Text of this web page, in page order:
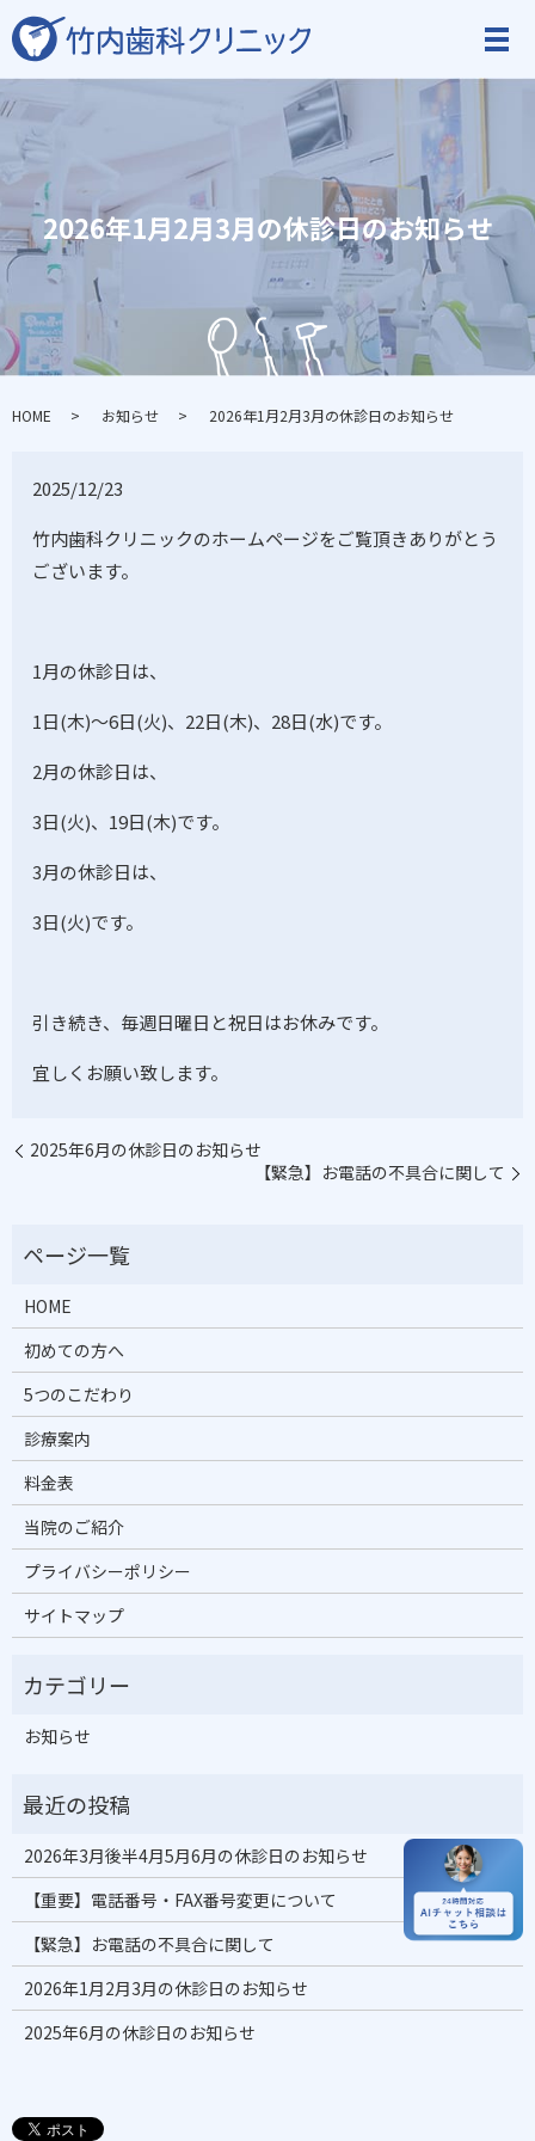
2026年1月2月3月の休診日のお知らせ
HOME お知らせ 2026年1月2月3月の休診日のお知らせ
2025/12/23
竹内歯科クリニックのホームページをご覧頂きありがとう
ございます。
1月の休診日は、
1日(木)～6日(火)、22日(木)、28日(水)です。
2月の休診日は、
3日(火)、19日(木)です。
3月の休診日は、
3日(火)です。
引き続き、毎週日曜日と祝日はお休みです。
宜しくお願い致します。
2025年6月の休診日のお知らせ
【緊急】お電話の不具合に関して
HOME
初めての方へ
5つのこだわり
診療案内
料金表
当院のご紹介
プライバシーポリシー
サイトマップ
お知らせ
2026年3月後半4月5月6月の休診日のお知らせ
【重要】電話番号・FAX番号変更について
【緊急】お電話の不具合に関して
2026年1月2月3月の休診日のお知らせ
2025年6月の休診日のお知らせ